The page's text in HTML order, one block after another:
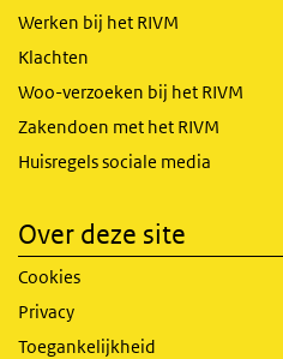
Werken bij het RIVM
Klachten
Woo-verzoeken bij het RIVM
Zakendoen met het RIVM
Huisregels sociale media
Over deze site
Cookies
Privacy
Toegankelijkheid